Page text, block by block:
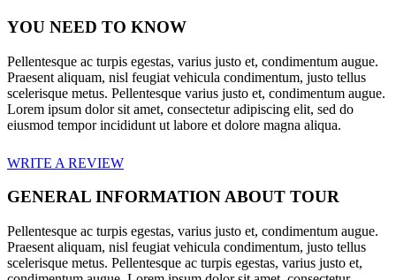
YOU NEED TO KNOW
Pellentesque ac turpis egestas, varius justo et, condimentum augue.
Praesent aliquam, nisl feugiat vehicula condimentum, justo tellus
scelerisque metus. Pellentesque varius justo et, condimentum augue.
Lorem ipsum dolor sit amet, consectetur adipiscing elit, sed do
eiusmod tempor incididunt ut labore et dolore magna aliqua.
WRITE A REVIEW
GENERAL INFORMATION ABOUT TOUR
Pellentesque ac turpis egestas, varius justo et, condimentum augue.
Praesent aliquam, nisl feugiat vehicula condimentum, justo tellus
scelerisque metus. Pellentesque ac turpis egestas, varius justo et,